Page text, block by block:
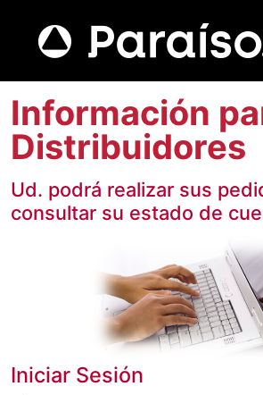
Información
Distribuidores
Ud. podrá realizar sus
consultar su estado de
Iniciar Sesión